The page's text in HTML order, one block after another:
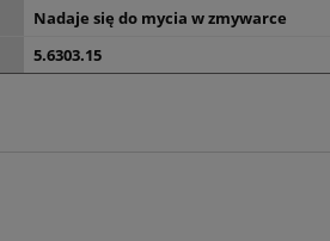
Nadaje się do mycia w zmywarce
5.6303.15